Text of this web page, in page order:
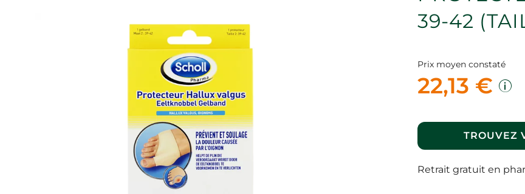
39-42
Prix moyen constaté
22,13 €
TROUVEZ
Retrait gratuit en